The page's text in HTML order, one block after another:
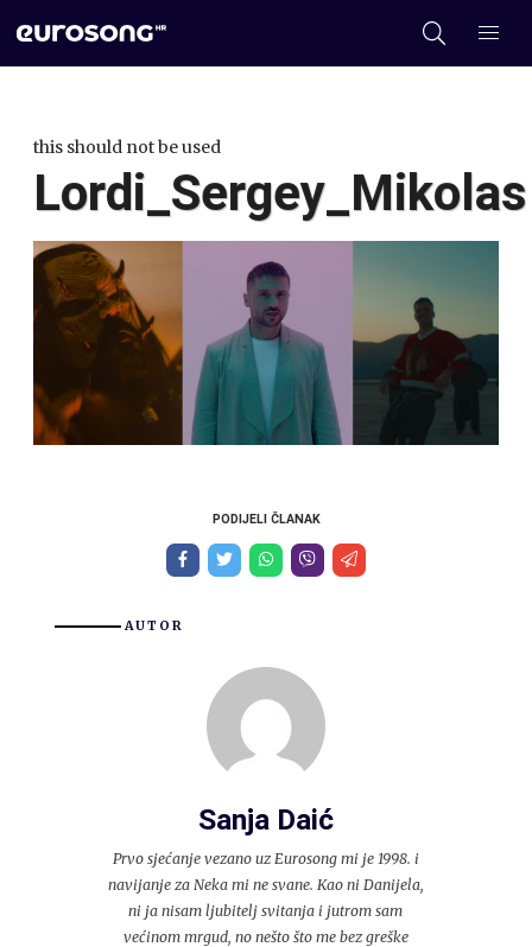
this should not be used
Lordi_Sergey_Mikolas
PODIJELI ČLANAK
AUTOR
Sanja Daić
Prvo sjećanje vezano uz Eurosong mi je 1998. i
navijanje za Neka mi ne svane. Kao ni Danijela,
ni ja nisam ljubitelj svitanja i jutrom sam
većinom mrgud, no nešto što me bez greške